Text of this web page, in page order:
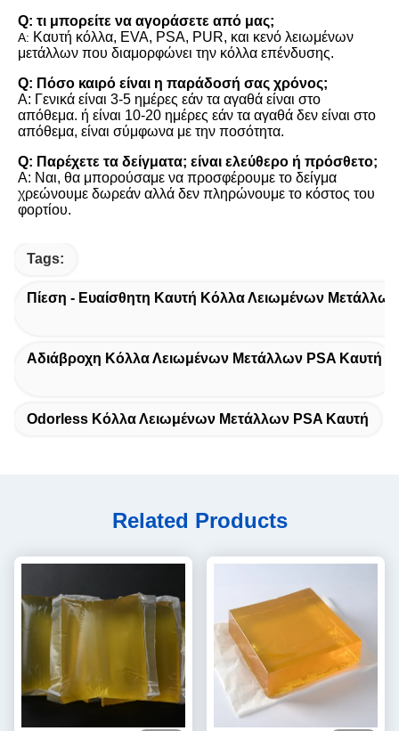
Q: τι μπορείτε να αγοράσετε από μας;
Α: Καυτή κόλλα, EVA, PSA, PUR, και κενό λειωμένων
μετάλλων που διαμορφώνει την κόλλα επένδυσης.
Q: Πόσο καιρό είναι η παράδοσή σας χρόνος;
Α: Γενικά είναι 3-5 ημέρες εάν τα αγαθά είναι στο
απόθεμα. ή είναι 10-20 ημέρες εάν τα αγαθά δεν είναι στο
απόθεμα, είναι σύμφωνα με την ποσότητα.
Q: Παρέχετε τα δείγματα; είναι ελεύθερο ή πρόσθετο;
Α: Ναι, θα μπορούσαμε να προσφέρουμε το δείγμα
χρεώνουμε δωρεάν αλλά δεν πληρώνουμε το κόστος του
φορτίου.
Tags:
Πίεση - Ευαίσθητη Καυτή Κόλλα Λειωμένων Μετάλλων
Αδιάβροχη Κόλλα Λειωμένων Μετάλλων PSA Καυτή
Odorless Κόλλα Λειωμένων Μετάλλων PSA Καυτή
Related Products